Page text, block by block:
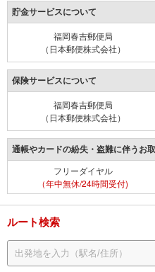
貯金サービスについて
福岡春吉郵便局
（日本郵便株式会社）
保険サービスについて
福岡春吉郵便局
（日本郵便株式会社）
通帳やカードの紛失・盗難に伴うお
フリーダイヤル
（年中無休/24時間受付)
ルート検索